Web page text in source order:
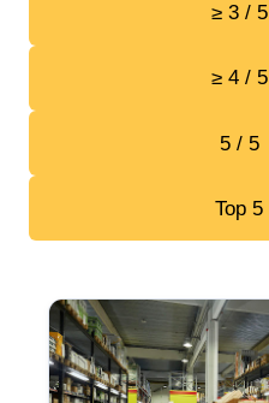
≥ 3 / 5
≥ 4 / 5
5 / 5
Top 5